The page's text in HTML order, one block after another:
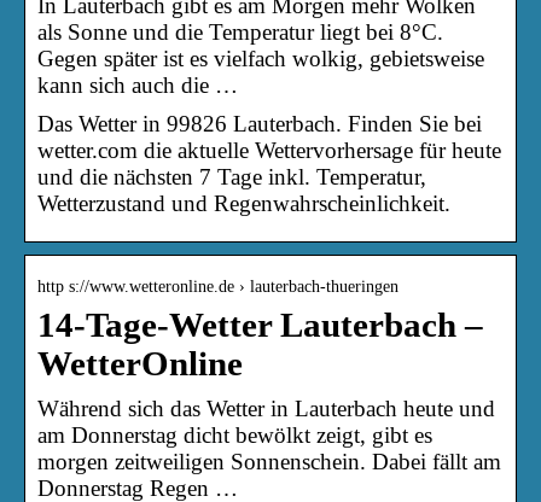
In Lauterbach gibt es am Morgen mehr Wolken
als Sonne und die Temperatur liegt bei 8°C.
Gegen später ist es vielfach wolkig, gebietsweise
kann sich auch die …
Das Wetter in 99826 Lauterbach. Finden Sie bei
wetter.com die aktuelle Wettervorhersage für heute
und die nächsten 7 Tage inkl. Temperatur,
Wetterzustand und Regenwahrscheinlichkeit.
http s://www.wetteronline.de › lauterbach-thueringen
14-Tage-Wetter Lauterbach –
WetterOnline
Während sich das Wetter in Lauterbach heute und
am Donnerstag dicht bewölkt zeigt, gibt es
morgen zeitweiligen Sonnenschein. Dabei fällt am
Donnerstag Regen …